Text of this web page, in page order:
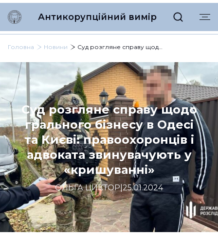
Антикорупційний вимір
Головна Новини Суд розгляне справу щодо грального бізнесу в Одесі та Києві: правоохоронців і адвоката звинувачують у «кришуванні»
Суд розгляне справу щодо
грального бізнесу в Одесі
та Києві: правоохоронців і
адвоката звинувачують у
«кришуванні»
ОЛЬГА ЦИКТОР |25.01.2024